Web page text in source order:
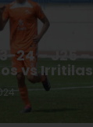
24 – J25 –
vs Irritilas